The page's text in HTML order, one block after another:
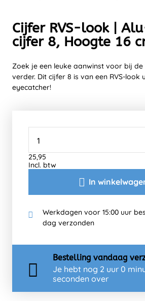
Cijfer RVS-look |
cijfer 8, Hoogte 16
Zoek je een leuke aanwinst voor bij
verder. Dit cijfer 8 is van een RVS-look
eyecatcher!
In
25,95
Incl. btw
Werkdagen voor 15:00 uur
dag verzonden
Bestelling vandaag
Je hebt nog 2 uur 0
seconden over